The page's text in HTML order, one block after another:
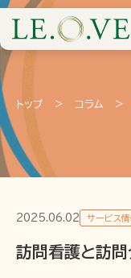
トップ > コラム >
2025.06.02 サービス情
訪問看護と訪